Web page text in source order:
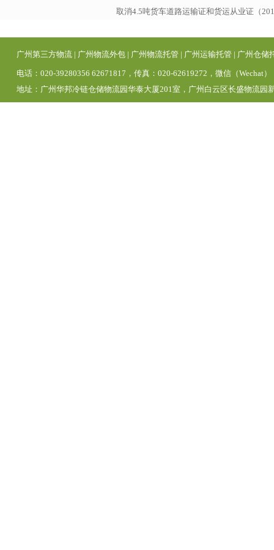
取消4.5吨货车道路运输证和货运从业证（
广州第三方物流 | 广州物流外包 | 广州物流托管 | 广州运输托管 | 广州仓储
电话：020-39280356 62671817，传真：020-62619272，微信（Wechat
地址：广州华邦冷链仓储物流园华泰大厦201室，广州白云区长盛物流园